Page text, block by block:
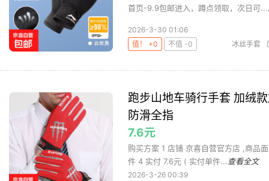
首页-9.9包邮进入，蹲点领取，次日可...
2026-3-30 01:06
值！ +0
不值 -0 冰丝手套
跑步山地车骑行手套 加绒
防滑全指
7.6元
购买方案 1 店铺 京喜自营官方店 ,商品
件 4 实付 7.6元 ( 实付单件... 查看全文
2026-3-26 00:39